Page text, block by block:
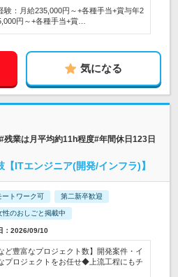
験：月給235,000円～+各種手当+賞与年2
円～+各種手当+賞…
気になる
業は月平均約11h程度#年間休日123日
ITエンジニア(開発/インフラ)】
ートワーク可 第二新卒歓迎
性のおしごと掲載中
：2026/09/10
ど豊富なプロジェクト数】開発案件・イ
プロジェクトをお任せ◆上流工程にもチ